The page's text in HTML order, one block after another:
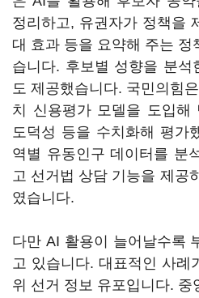
정리하고, 유권자가 정책을
대 효과 등을 요약해 주는 정
습니다. 후보별 성향을 분
도 제공했습니다. 국민의힘
치 신용평가 모델을 도입해
도덕성 등을 수치화해 평가
역별 유동인구 데이터를 분
고 선거법 상담 기능을 제공
였습니다.
다만 AI 활용이 늘어날수록
고 있습니다. 대표적인 사례
위 선거 정보 유포입니다. 중